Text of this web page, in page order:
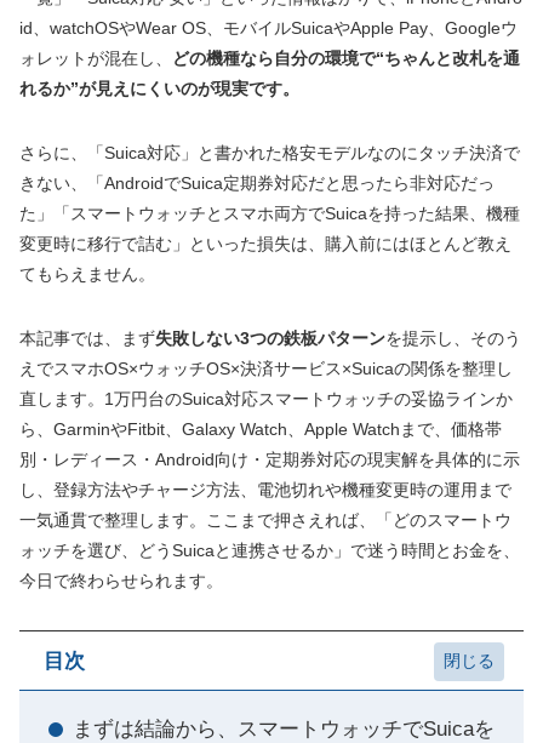
id、watchOSやWear OS、モバイルSuicaやApple Pay、Googleウ
ォレットが混在し、
どの機種なら自分の環境で“ちゃんと改札を通
れるか”が見えにくいのが現実です。
さらに、「Suica対応」と書かれた格安モデルなのにタッチ決済で
きない、「AndroidでSuica定期券対応だと思ったら非対応だっ
た」「スマートウォッチとスマホ両方でSuicaを持った結果、機種
変更時に移行で詰む」といった損失は、購入前にはほとんど教え
てもらえません。
本記事では、まず失敗しない3つの鉄板パターンを提示し、そのう
えでスマホOS×ウォッチOS×決済サービス×Suicaの関係を整理し
直します。1万円台のSuica対応スマートウォッチの妥協ラインか
ら、GarminやFitbit、Galaxy Watch、Apple Watchまで、価格帯
別・レディース・Android向け・定期券対応の現実解を具体的に示
し、登録方法やチャージ方法、電池切れや機種変更時の運用まで
一気通貫で整理します。ここまで押さえれば、「どのスマートウ
ォッチを選び、どうSuicaと連携させるか」で迷う時間とお金を、
今日で終わらせられます。
目次
まずは結論から、スマートウォッチでSuicaを